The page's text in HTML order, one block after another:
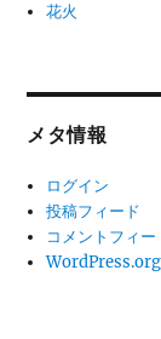
花火
メタ情報
ログイン
投稿フィード
コメントフィー
WordPress.org